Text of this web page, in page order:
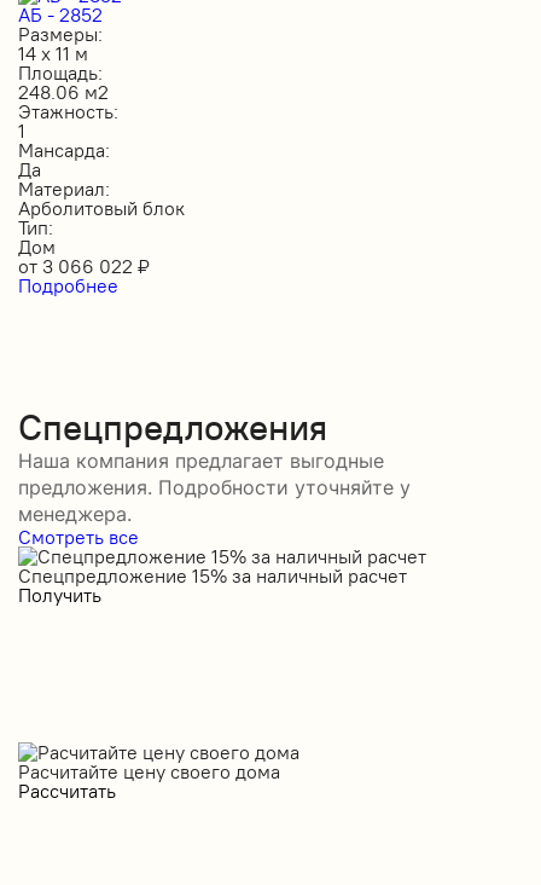
АБ - 2852
Размеры:
14 х 11 м
Площадь:
248.06 м2
Этажность:
1
Мансарда:
Да
Материал:
Арболитовый блок
Тип:
Дом
от 3 066 022 ₽
Подробнее
Спецпредложения
Наша компания предлагает выгодные
предложения. Подробности уточняйте у
менеджера.
Смотреть все
Спецпредложение 15% за наличный расчет
Получить
Расчитайте цену своего дома
Рассчитать